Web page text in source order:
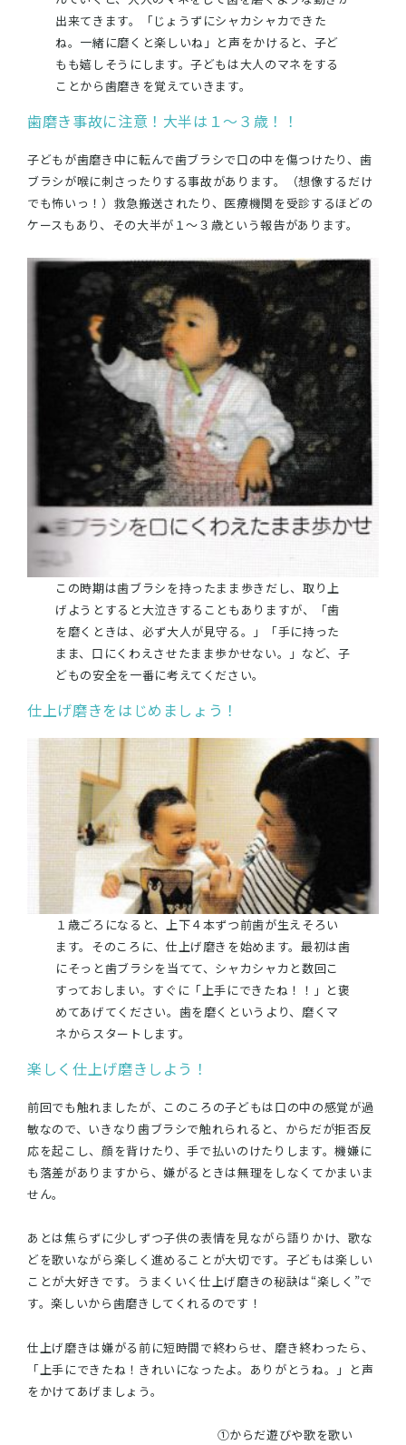
出来てきます。「じょうずにシャカシャカできた
ね。一緒に磨くと楽しいね」と声をかけると、子ど
もも嬉しそうにします。子どもは大人のマネをする
ことから歯磨きを覚えていきます。
歯磨き事故に注意！大半は１～３歳！！
子どもが歯磨き中に転んで歯ブラシで口の中を傷つけたり、歯
ブラシが喉に刺さったりする事故があります。（想像するだけ
でも怖いっ！）救急搬送されたり、医療機関を受診するほどの
ケースもあり、その大半が１～３歳という報告があります。
この時期は歯ブラシを持ったまま歩きだし、取り上
げようとすると大泣きすることもありますが、「歯
を磨くときは、必ず大人が見守る。」「手に持った
まま、口にくわえさせたまま歩かせない。」など、子
どもの安全を一番に考えてください。
仕上げ磨きをはじめましょう！
１歳ごろになると、上下４本ずつ前歯が生えそろい
ます。そのころに、仕上げ磨きを始めます。最初は歯
にそっと歯ブラシを当てて、シャカシャカと数回こ
すっておしまい。すぐに「上手にできたね！！」と褒
めてあげてください。歯を磨くというより、磨くマ
ネからスタートします。
楽しく仕上げ磨きしよう！
前回でも触れましたが、このころの子どもは口の中の感覚が過
敏なので、いきなり歯ブラシで触れられると、からだが拒否反
応を起こし、顔を背けたり、手で払いのけたりします。機嫌に
も落差がありますから、嫌がるときは無理をしなくてかまいま
せん。
あとは焦らずに少しずつ子供の表情を見ながら語りかけ、歌な
どを歌いながら楽しく進めることが大切です。子どもは楽しい
ことが大好きです。うまくいく仕上げ磨きの秘訣は“楽しく”で
す。楽しいから歯磨きしてくれるのです！
仕上げ磨きは嫌がる前に短時間で終わらせ、磨き終わったら、
「上手にできたね！きれいになったよ。ありがとうね。」と声
をかけてあげましょう。
①からだ遊びや歌を歌い